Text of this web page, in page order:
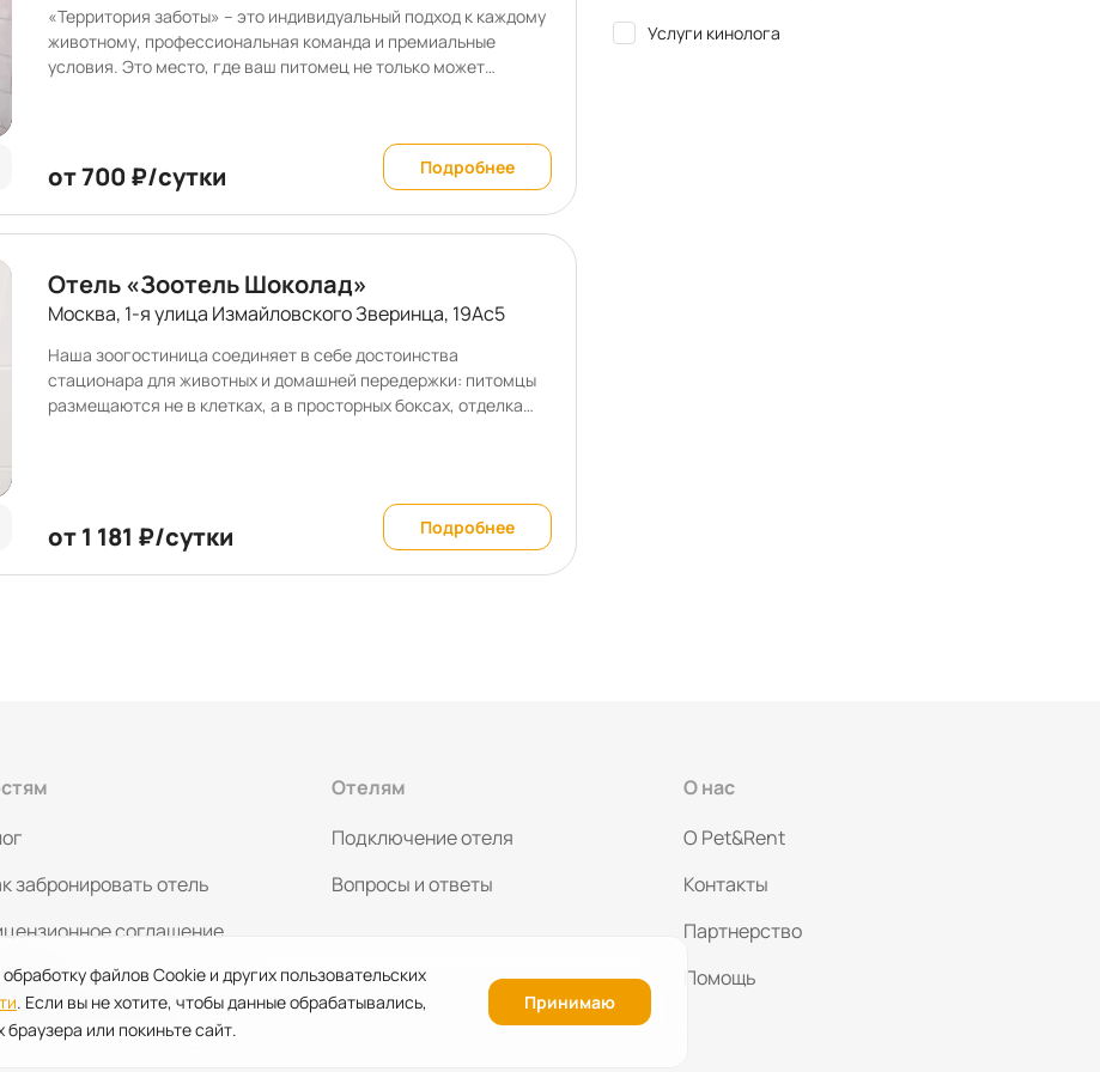
«Территория заботы» – это индивидуальный подход к каждому
животному, профессиональная команда и премиальные
условия. Это место, где ваш питомец не только может
В нашем отеле вы можете подготовить питомца к выставке, а
также арендовать помещения для проведения мастер-
классов, лекций, соревнований и конкурсов.
от 700 ₽/сутки Подробнее
Отель «Зоотель Шоколад»
Москва, 1-я улица Измайловского Зверинца, 19Ас5
Наша зоогостиница соединяет в себе достоинства
стационара для животных и домашней передержки: питомцы
размещаются не в клетках, а в просторных боксах, отделка
предусмотрена так, что животные не видят друг друга, что
снижает уровень стресса во время пребывания в
повредить здоровью Вашего питомца — только удобные и
от 1 181 ₽/сутки Подробнее
Услуги кинолога
забронировать отель
соглашение
Отелям
Подключение отеля
Вопросы и ответы
О нас
O Pet&Rent
Контакты
Партнерство
Помощь
файлов Cookie и других пользовательских
. Если вы не хотите, чтобы данные обрабатывались,
или покиньте сайт.
Принимаю